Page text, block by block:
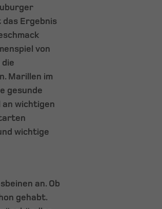
Ergebnis
von
Marillen im
gesunde
wichtigen
wichtige
an. Ob
gehabt.